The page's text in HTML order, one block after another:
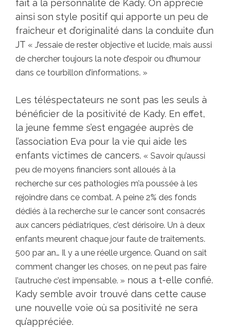
fait à la personnalité de Kady. On apprécie
ainsi son style positif qui apporte un peu de
fraicheur et d’originalité dans la conduite d’un
JT « J’essaie de rester objective et lucide, mais aussi
de chercher toujours la note d’espoir ou d’humour
dans ce tourbillon d’informations. »
Les téléspectateurs ne sont pas les seuls à
bénéficier de la positivité de Kady. En effet,
la jeune femme s’est engagée auprès de
l’association Eva pour la vie qui aide les
enfants victimes de cancers. « Savoir qu’aussi
peu de moyens financiers sont alloués à la
recherche sur ces pathologies m’a poussée à les
rejoindre dans ce combat. A peine 2% des fonds
dédiés à la recherche sur le cancer sont consacrés
aux cancers pédiatriques, c’est dérisoire. Un à deux
enfants meurent chaque jour faute de traitements.
500 par an… Il y a une réelle urgence. Quand on sait
comment changer les choses, on ne peut pas faire
l’autruche c’est impensable. » nous a t-elle confié.
Kady semble avoir trouvé dans cette cause
une nouvelle voie où sa positivité ne sera
qu’appréciée.